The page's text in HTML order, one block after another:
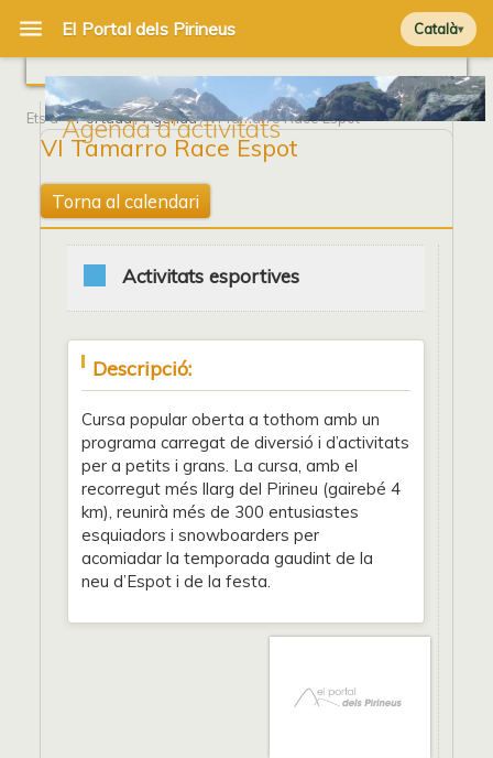
Català
Agenda d'activitats
Ets a Portada/Agenda/ VI Tamarro Race Espot
VI Tamarro Race Espot
Torna al calendari
Activitats esportives
Descripció:
Cursa popular oberta a tothom amb un
programa carregat de diversió i d’activitats
per a petits i grans. La cursa, amb el
recorregut més llarg del Pirineu (gairebé 4
km), reunirà més de 300 entusiastes
esquiadors i snowboarders per
acomiadar la temporada gaudint de la
neu d’Espot i de la festa.